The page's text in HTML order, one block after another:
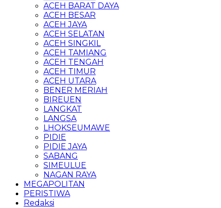
ACEH BARAT DAYA
ACEH BESAR
ACEH JAYA
ACEH SELATAN
ACEH SINGKIL
ACEH TAMIANG
ACEH TENGAH
ACEH TIMUR
ACEH UTARA
BENER MERIAH
BIREUEN
LANGKAT
LANGSA
LHOKSEUMAWE
PIDIE
PIDIE JAYA
SABANG
SIMEULUE
NAGAN RAYA
MEGAPOLITAN
PERISTIWA
Redaksi